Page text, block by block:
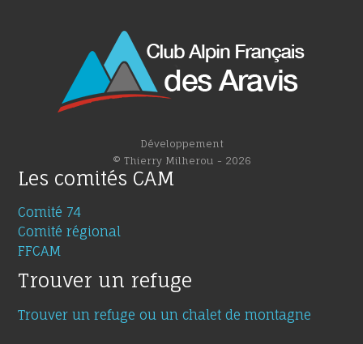
Développement
© Thierry Milherou - 2026
Les comités CAM
Comité 74
Comité régional
FFCAM
Trouver un refuge
Trouver un refuge ou un chalet de montagne